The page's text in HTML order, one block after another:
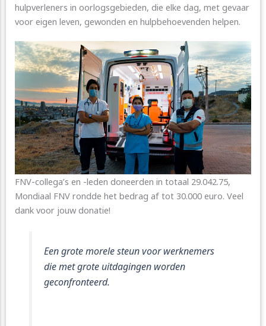
hulpverleners in oorlogsgebieden, die elke dag, met gevaar
voor eigen leven, gewonden en hulpbehoevenden helpen.
FNV-collega’s en -leden doneerden in totaal 29.042.75,
Mondiaal FNV rondde het bedrag af tot 30.000 euro. Veel
dank voor jouw donatie!
Een grote morele steun voor werknemers
die met grote uitdagingen worden
geconfronteerd.